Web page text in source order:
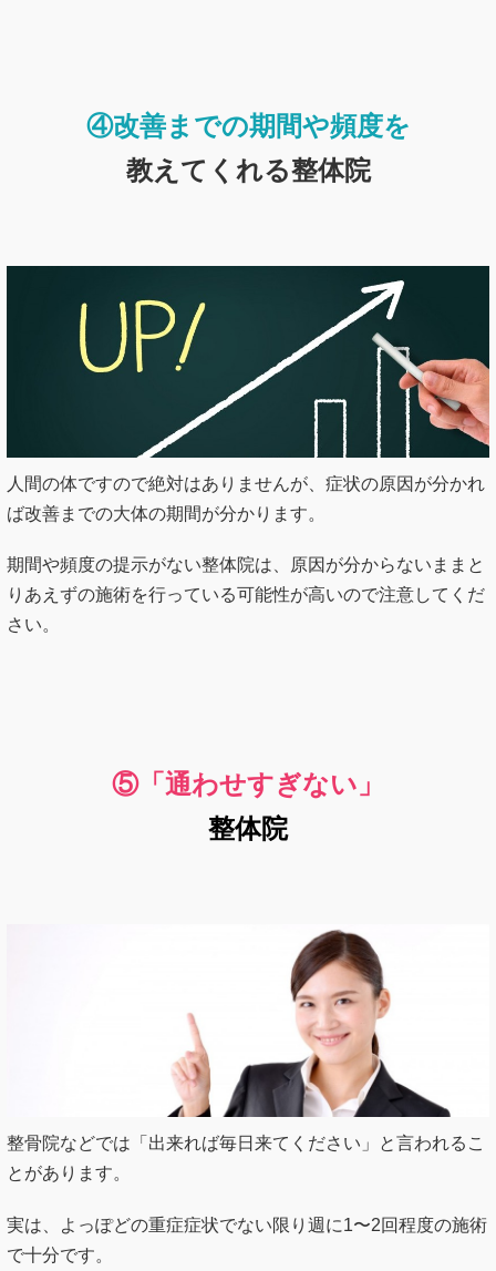
④改善までの期間や頻度を
教えてくれる整体院
人間の体ですので絶対はありませんが、症状の原因が分かれ
ば改善までの大体の期間が分かります。
期間や頻度の提示がない整体院は、原因が分からないままと
りあえずの施術を行っている可能性が高いので注意してくだ
さい。
⑤「通わせすぎない」
整体院
整骨院などでは「出来れば毎日来てください」と言われるこ
とがあります。
実は、よっぽどの重症症状でない限り週に1〜2回程度の施術
で十分です。